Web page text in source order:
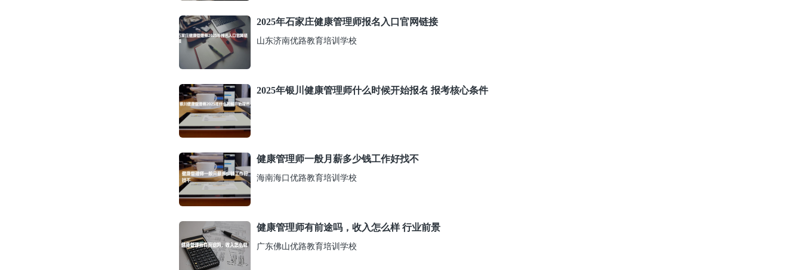
2025年石家庄健康管理师报名入口官网链接
山东济南优路教育培训学校
2025年银川健康管理师什么时候开始报名 报考核心条件
健康管理师一般月薪多少钱工作好找不
海南海口优路教育培训学校
健康管理师有前途吗，收入怎么样 行业前景
广东佛山优路教育培训学校